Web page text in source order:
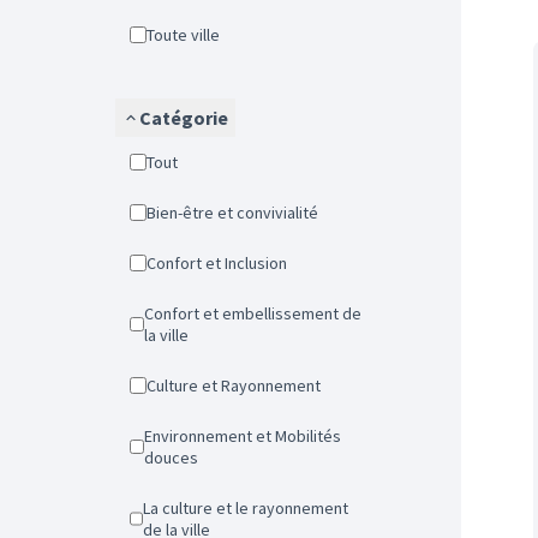
Toute ville
Catégorie
Tout
Bien-être et convivialité
Confort et Inclusion
Confort et embellissement de
la ville
Culture et Rayonnement
Environnement et Mobilités
douces
La culture et le rayonnement
de la ville